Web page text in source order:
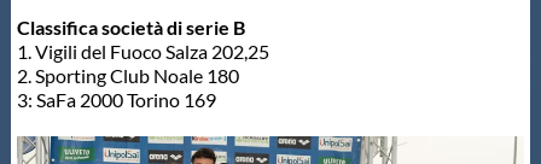
Classifica società di serie B
1. Vigili del Fuoco Salza 202,25
2. Sporting Club Noale 180
3: SaFa 2000 Torino 169